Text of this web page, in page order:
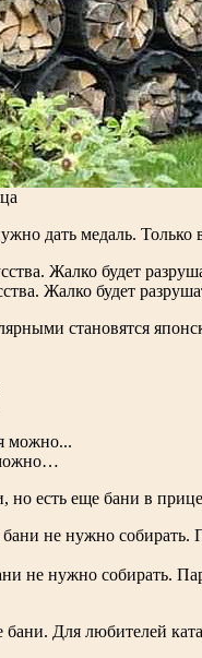
дать медаль. Только
Жалко будет
становятся
но есть еще бани в
не нужно собирать.
Для любителей